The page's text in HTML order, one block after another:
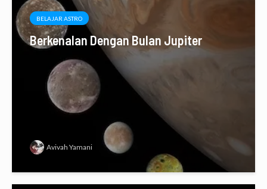
BELAJAR ASTRO
Berkenalan Dengan Bulan Jupiter
Avivah Yamani